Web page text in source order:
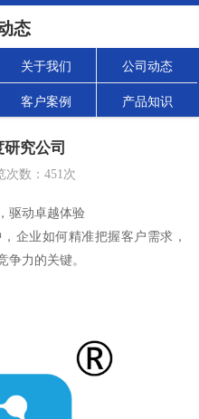
态
关于我们 公司动态
客户案例 产品知识
究公司
数： 451次
驱动卓越体验
企业如何精准把握客户需求，
争力的关键。